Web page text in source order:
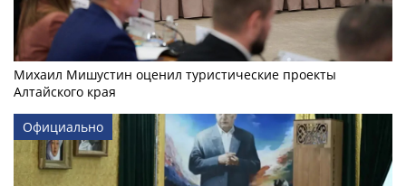
Михаил Мишустин оценил туристические проекты
Алтайского края
Официально